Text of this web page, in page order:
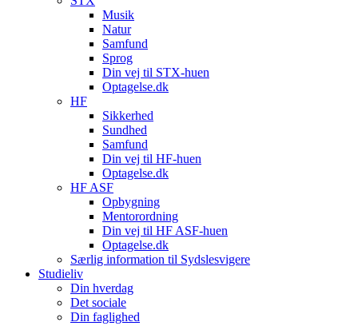
Musik
Natur
Samfund
Sprog
Din vej til STX-huen
Optagelse.dk
HF
Sikkerhed
Sundhed
Samfund
Din vej til HF-huen
Optagelse.dk
HF ASF
Opbygning
Mentorordning
Din vej til HF ASF-huen
Optagelse.dk
Særlig information til Sydslesvigere
Studieliv
Din hverdag
Det sociale
Din faglighed